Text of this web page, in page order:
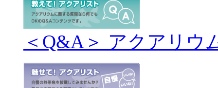
＜Q&A＞ アクアリウ